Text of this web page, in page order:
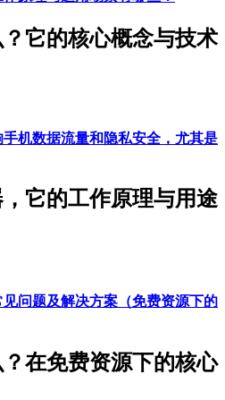
它的核心概念与技术
机数据流量和隐私安全，尤其是
它的工作原理与用途
问题及解决方案（免费资源下的
在免费资源下的核心